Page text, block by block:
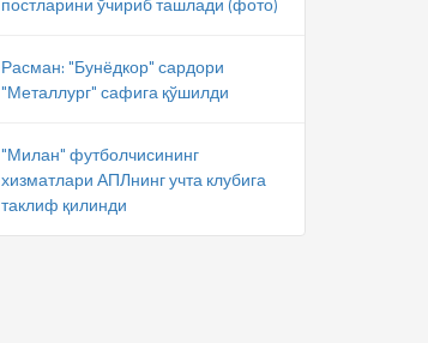
Расман: "Бунёдкор" сардори
"Металлург" сафига қўшилди
"Милан" футболчисининг
хизматлари АПЛнинг учта клубига
таклиф қилинди